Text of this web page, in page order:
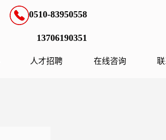
0510-83950558
13706190351
人才招聘 在线咨询 联